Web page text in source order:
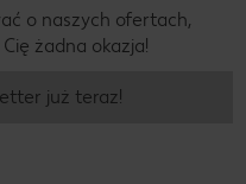
o naszych ofertach,
żadna okazja!
już teraz!